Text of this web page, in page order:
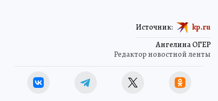
Ангелина ОГЕР
Редактор новостной ленты
Источник: kp.ru